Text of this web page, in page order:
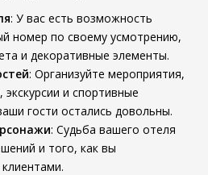
: У вас есть возможность
номер по своему усмотрению,
и декоративные элементы.
: Организуйте мероприятия,
экскурсии и спортивные
гости остались довольны.
: Судьба вашего отеля
и того, как вы